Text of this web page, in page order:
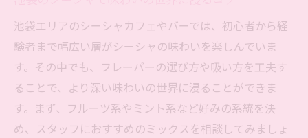
ント
池袋のシーシャカフェで初体験を快適に過
ごす
初心者向け池袋シーシャ体験の流れとコツ
池袋エリアのシーシャカフェやバーでは、初心者から経
験者まで幅広い層がシーシャの味わいを楽しんでいま
す。その中でも、フレーバーの選び方や吸い方を工夫す
ることで、より深い味わいの世界に浸ることができま
す。まず、フルーツ系やミント系など好みの系統を決
め、スタッフにおすすめのミックスを相談してみましょ